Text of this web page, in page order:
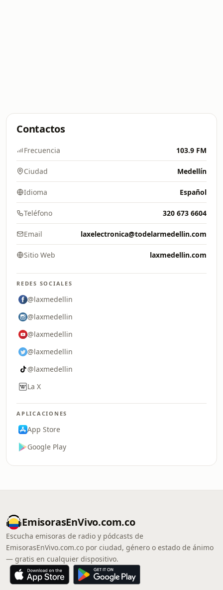
Contactos
Frecuencia 103.9 FM
Ciudad Medellín
Idioma Español
Teléfono 320 673 6604
Email laxelectronica@todelarmedellin.com
Sitio Web laxmedellin.com
REDES SOCIALES
@laxmedellin
@laxmedellin
@laxmedellin
@laxmedellin
@laxmedellin
La X
APLICACIONES
App Store
Google Play
EmisorasEnVivo.com.co
Escucha emisoras de radio y pódcasts de
EmisorasEnVivo.com.co por ciudad, género o estado de ánimo
— gratis en cualquier dispositivo.